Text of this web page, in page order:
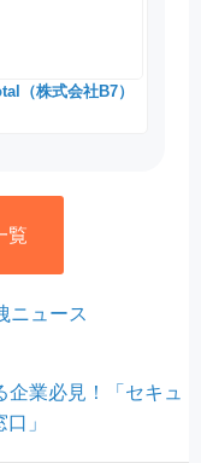
（株式会社B7）
覧
ニュース
業必見！「セキュ
」